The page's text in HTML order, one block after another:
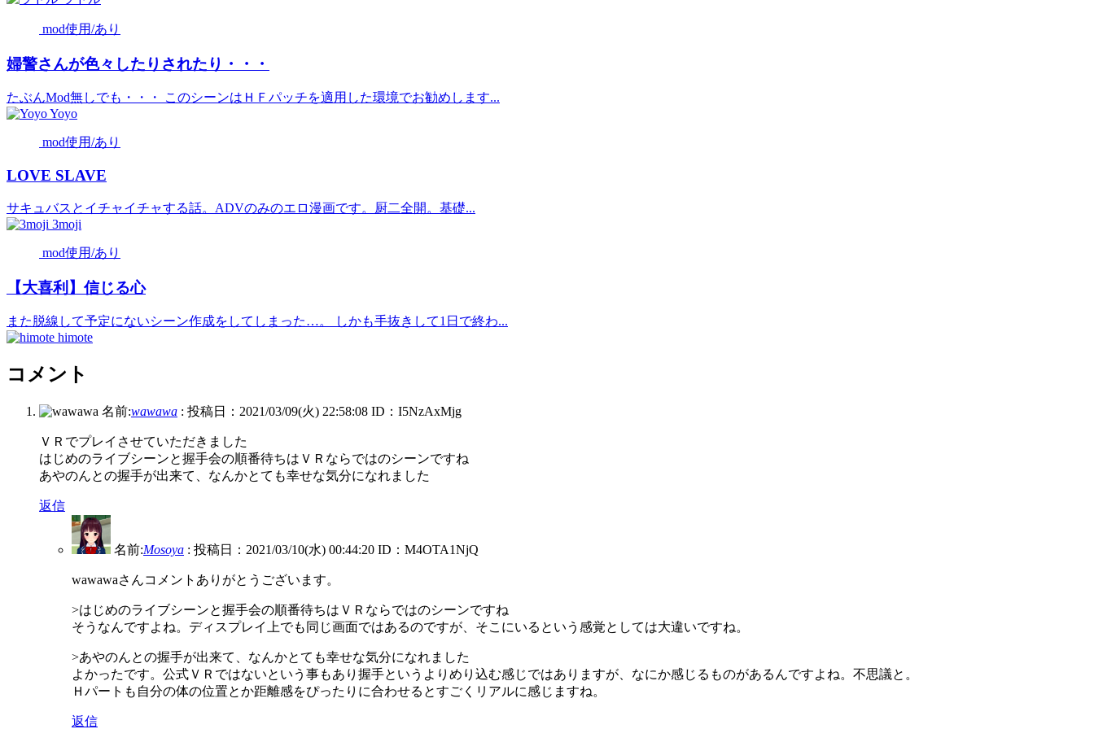
mod使用/あり
婦警さんが色々したりされたり・・・
たぶんMod無しでも・・・ このシーンはＨＦパッチを適用した環境でお勧めします...
Yoyo
mod使用/あり
LOVE SLAVE
サキュバスとイチャイチャする話。ADVのみのエロ漫画です。厨二全開。基礎...
3moji
mod使用/あり
【大喜利】信じる心
また脱線して予定にないシーン作成をしてしまった…。 しかも手抜きして1日で終わ...
himote
コメント
名前:wawawa : 投稿日：2021/03/09(火) 22:58:08 ID：I5NzAxMjg
ＶＲでプレイさせていただきました
はじめのライブシーンと握手会の順番待ちはＶＲならではのシーンですね
あやのんとの握手が出来て、なんかとても幸せな気分になれました
返信
名前:Mosoya : 投稿日：2021/03/10(水) 00:44:20 ID：M4OTA1NjQ
wawawaさんコメントありがとうございます。
>はじめのライブシーンと握手会の順番待ちはＶＲならではのシーンですね
そうなんですよね。ディスプレイ上でも同じ画面ではあるのですが、そこにいるという感覚としては大違いですね。
>あやのんとの握手が出来て、なんかとても幸せな気分になれました
よかったです。公式ＶＲではないという事もあり握手というよりめり込む感じではありますが、なにか感じるものがあるんですよね。不思議と。
Ｈパートも自分の体の位置とか距離感をぴったりに合わせるとすごくリアルに感じますね。
返信